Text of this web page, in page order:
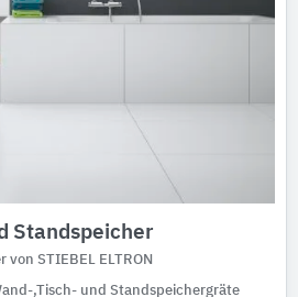
Standspeicher
von STIEBEL ELTRON
,Tisch- und Standspeichergräte